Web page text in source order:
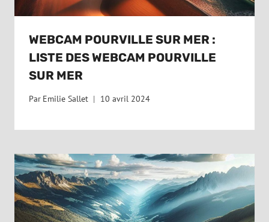
WEBCAM POURVILLE SUR MER :
LISTE DES WEBCAM POURVILLE
SUR MER
Par Emilie Sallet 10 avril 2024